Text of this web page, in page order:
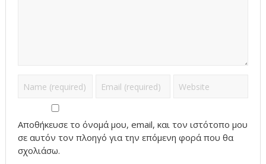
Αποθήκευσε το όνομά μου, email, και τον ιστότοπο μου
σε αυτόν τον πλοηγό για την επόμενη φορά που θα
σχολιάσω.